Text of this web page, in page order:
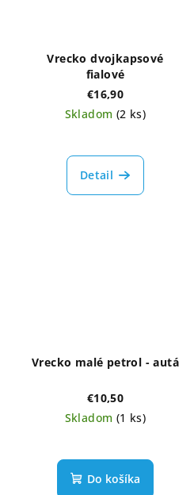
Vrecko dvojkapsové
fialové
€16,90
Skladom (2 ks)
Detail
Vrecko malé petrol - autá
€10,50
Skladom (1 ks)
Do košíka